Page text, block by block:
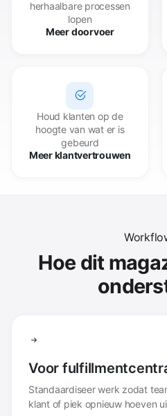
herhaalbare processen
lopen
Meer doorvoer
Houd klanten op de
hoogte van wat er is
gebeurd
Meer klantvertrouwen
Hoe dit
Voor
Standaardiseer werk zodat
klant of piek opnieuw hoeven